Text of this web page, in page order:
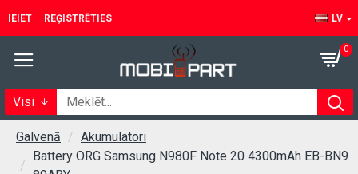
IEIET REĢISTRĒTIES LV
0
Visi
Galvenā
Akumulatori
Battery ORG Samsung N980F Note 20 4300mAh EB-BN9